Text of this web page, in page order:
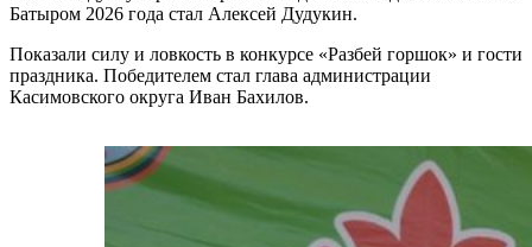
Батыром 2026 года стал Алексей Дудукин.
Показали силу и ловкость в конкурсе «Разбей горшок» и гости
праздника. Победителем стал глава администрации
Касимовского округа Иван Бахилов.